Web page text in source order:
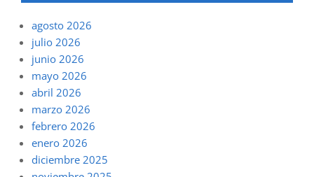
agosto 2026
julio 2026
junio 2026
mayo 2026
abril 2026
marzo 2026
febrero 2026
enero 2026
diciembre 2025